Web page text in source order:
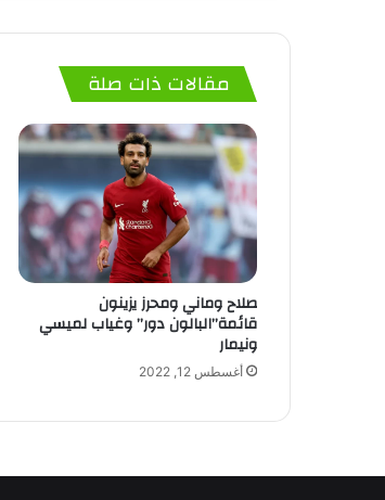
مقالات ذات صلة
صلاح وماني ومحرز يزينون
قائمة”البالون دور” وغياب لميسي
ونيمار
أغسطس 12, 2022